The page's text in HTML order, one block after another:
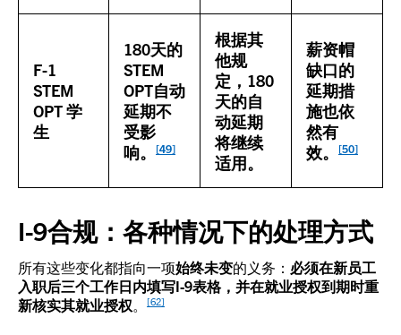
F-1
STEM
OPT 学
生
180天的
STEM
OPT自动
延期不
受影
响。
[49]
根据其
他规
定，180
天的自
动延期
将继续
适用。
薪资帽
缺口的
延期措
施也依
然有
效。
[50]
I-9合规：各种情况下的处理方式
所有这些变化都指向一项始终未变的义务： 必须在新员工
入职后三个工作日内填写I-9表格，并在就业授权到期时重
新核实其就业授权。 [62]